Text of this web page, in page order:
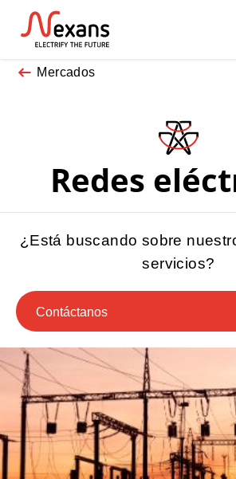
Mercados
Redes
¿Está buscando sobre
servicios?
Contáctanos